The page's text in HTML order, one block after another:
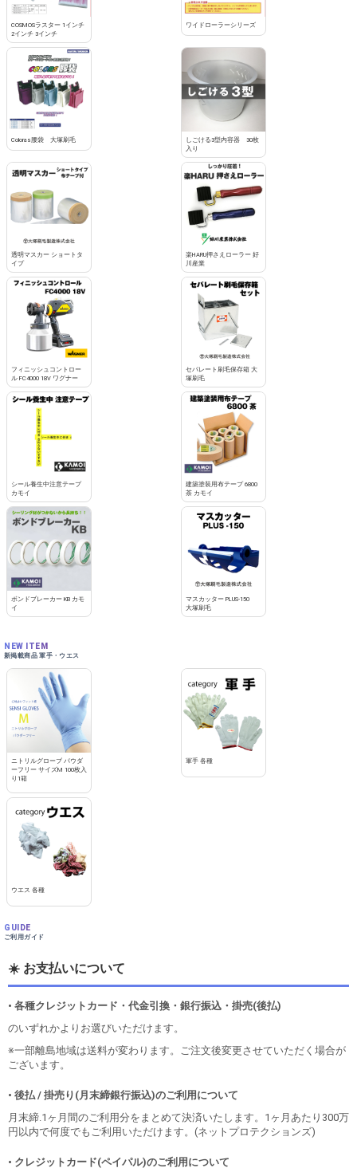
COSMOSラスター 1インチ
2インチ 3インチ
ワイドローラーシリーズ
Coloras腰袋 大塚刷毛
しごける3型内容器 30枚
入り
透明マスカー ショートタ
イプ
楽HARU押さえローラー 好
川産業
フィニッシュコントロー
ル FC4000 18V ワグナー
セパレート刷毛保存箱 大
塚刷毛
シール養生中注意テープ
カモイ
建築塗装用布テープ 6800
茶 カモイ
ボンドブレーカー KB カモ
イ
マスカッター PLUS-150
大塚刷毛
NEW ITEM
新掲載商品 軍手・ウエス
ニトリルグローブ パウダ
ーフリー サイズM 100枚入
り1箱
軍手 各種
ウエス 各種
GUIDE
ご利用ガイド
☀️ お支払いについて
• 各種クレジットカード・代金引換・銀行振込・掛売(後払)
のいずれかよりお選びいただけます。
※一部離島地域は送料が変わります。ご注文後変更させていただく場合が
ございます。
• 後払 / 掛売り(月末締銀行振込)のご利用について
月末締.1ヶ月間のご利用分をまとめて決済いたします。1ヶ月あたり300万
円以内で何度でもご利用いただけます。(ネットプロテクションズ)
• クレジットカード(ペイパル)のご利用について